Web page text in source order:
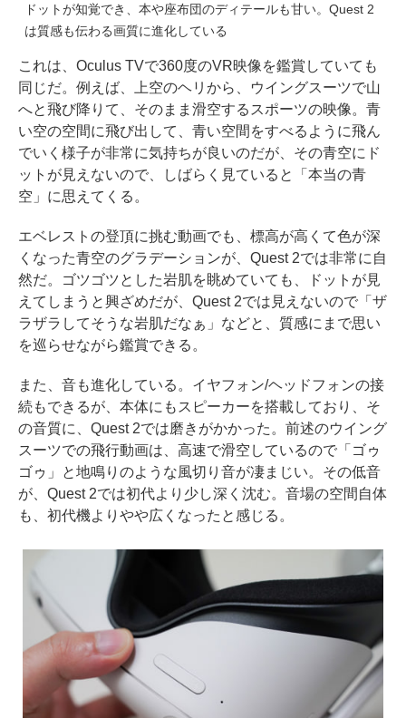
ドットが知覚でき、本や座布団のディテールも甘い。Quest 2
は質感も伝わる画質に進化している
これは、Oculus TVで360度のVR映像を鑑賞していても
同じだ。例えば、上空のヘリから、ウイングスーツで山
へと飛び降りて、そのまま滑空するスポーツの映像。青
い空の空間に飛び出して、青い空間をすべるように飛ん
でいく様子が非常に気持ちが良いのだが、その青空にド
ットが見えないので、しばらく見ていると「本当の青
空」に思えてくる。
エベレストの登頂に挑む動画でも、標高が高くて色が深
くなった青空のグラデーションが、Quest 2では非常に自
然だ。ゴツゴツとした岩肌を眺めていても、ドットが見
えてしまうと興ざめだが、Quest 2では見えないので「ザ
ラザラしてそうな岩肌だなぁ」などと、質感にまで思い
を巡らせながら鑑賞できる。
また、音も進化している。イヤフォン/ヘッドフォンの接
続もできるが、本体にもスピーカーを搭載しており、そ
の音質に、Quest 2では磨きがかかった。前述のウイング
スーツでの飛行動画は、高速で滑空しているので「ゴゥ
ゴゥ」と地鳴りのような風切り音が凄まじい。その低音
が、Quest 2では初代より少し深く沈む。音場の空間自体
も、初代機よりやや広くなったと感じる。